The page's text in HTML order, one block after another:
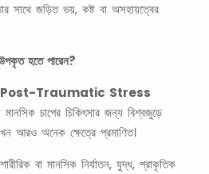
সাথে জড়িত ভয়, কষ্ট বা অসহায়ত্বের
হতে পারেন?
Traumatic Stress
মানসিক চাপের চিকিৎসার জন্য বিশ্বজুড়ে
আরও অনেক ক্ষেত্রে প্রমাণিত।
বা মানসিক নির্যাতন, যুদ্ধ, প্রাকৃতিক